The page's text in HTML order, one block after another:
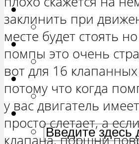
Гранта
РЕМОНТ ВАЗ
Ока
РЕМОНТ ВАЗ
Ларгус
РЕМОНТ ЛАДА
заклинить при
месте будет стоять
помпы это очень
вот для 16
потому что когда
у вас двигатель
просто слетает, а
клапана, поршни